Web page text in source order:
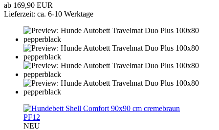
ab 169,90 EUR
Lieferzeit: ca. 6-10 Werktage
PF12
NEU